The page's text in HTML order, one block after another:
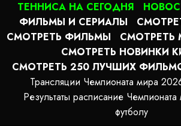
ТЕННИСА НА СЕГОДНЯ
ФИЛЬМЫ И СЕРИАЛЫ
СМОТРЕТЬ ФИЛЬМЫ
СМОТРЕТЬ
СМОТРЕТЬ НОВИНКИ
СМОТРЕТЬ 250 ЛУЧШИХ
Трансляции Чемпионата мира
Результаты расписание
футболу